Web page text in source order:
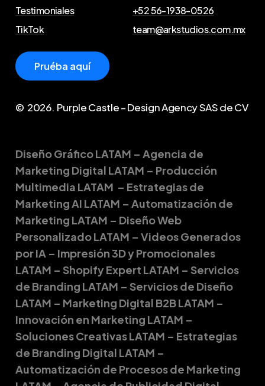
Testimoniales
TikTok
+52 56-1938-0526
team@arkstudios.com.mx
Pruéba aquí
© 2026. Purple Castle – Design Agency SAS de CV
Diseño Gráfico LATAM – Agencia de
Marketing Digital LATAM – Producción
Multimedia LATAM – Estrategias de
Marketing AI LATAM – Automatización de
Marketing LATAM – Diseño Web
Personalizado LATAM – Videos Generados
por IA – Impresión 3D y Promocionales
LATAM – Shopify Expert LATAM – Servicios
de Branding LATAM – Servicios de Diseño
LATAM – Marketing Digital B2B LATAM –
Innovación en Marketing LATAM –
Soluciones Creativas LATAM – Estrategias
de Branding Digital LATAM –
Automatización de Procesos de Marketing